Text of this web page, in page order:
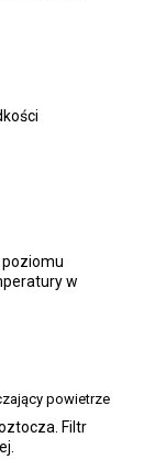
w
powietrze
Filtr